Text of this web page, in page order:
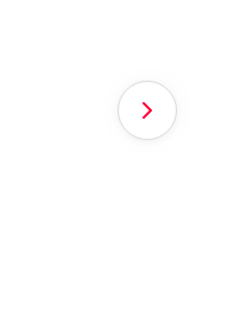
Volgende